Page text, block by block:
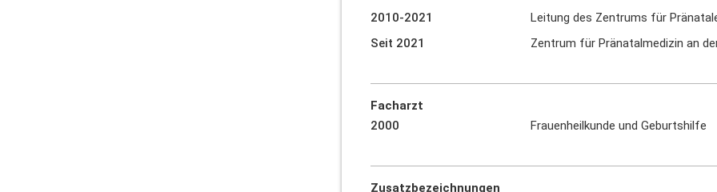
2010-2021
Leitung des Zentrums für
Seit 2021
Zentrum für Pränatalmedizin an
Facharzt
2000
Frauenheilkunde und Geburtshilfe
Zusatzbezeichnungen